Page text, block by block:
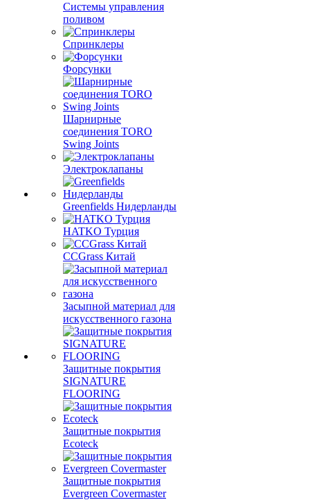
Системы управления
поливом
Спринклеры
Форсунки
Шарнирные
соединения TORO
Swing Joints
Электроклапаны
Greenfields Нидерланды
HATKO Турция
CCGrass Китай
Засыпной материал для
искусственного газона
Защитные покрытия
SIGNATURE
FLOORING
Защитные покрытия
Ecoteck
Защитные покрытия
Evergreen Covermaster